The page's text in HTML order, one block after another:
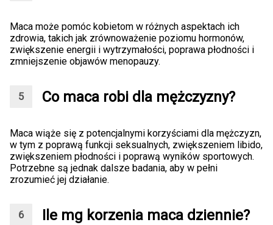
Maca może pomóc kobietom w różnych aspektach ich
zdrowia, takich jak zrównoważenie poziomu hormonów,
zwiększenie energii i wytrzymałości, poprawa płodności i
zmniejszenie objawów menopauzy.
Co maca robi dla mężczyzny?
Maca wiąże się z potencjalnymi korzyściami dla mężczyzn,
w tym z poprawą funkcji seksualnych, zwiększeniem libido,
zwiększeniem płodności i poprawą wyników sportowych.
Potrzebne są jednak dalsze badania, aby w pełni
zrozumieć jej działanie.
Ile mg korzenia maca dziennie?